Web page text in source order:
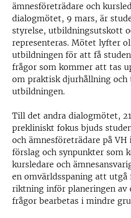
ämnesföreträdare och
dialogmötet, 9 mars, är
styrelse, utbildningsutskott
representeras. Mötet lyfter
utbildningen för att få
frågor som kommer att tas
om praktisk djurhållning
utbildningen.
Till det andra dialogmötet,
prekliniskt fokus bjuds
och ämnesföreträdare på
förslag och synpunkter som
kursledare och
en omvärldsspaning att
riktning inför planeringen av
frågor bearbetas i mindre